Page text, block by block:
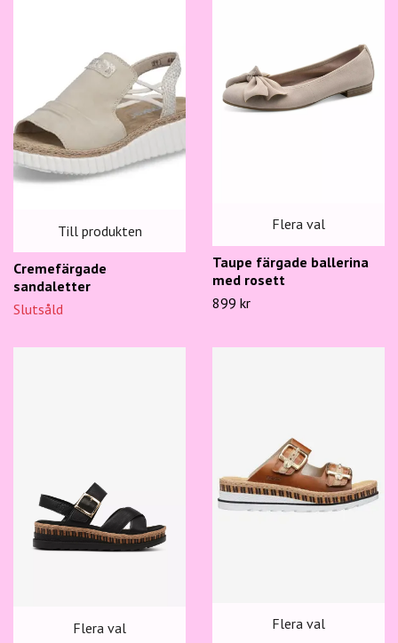
Till produkten
Cremefärgade
sandaletter
Slutsåld
Flera val
Taupe färgade ballerina
med rosett
899 kr
Flera val Flera val